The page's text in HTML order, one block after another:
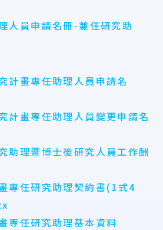
人員申請名冊-兼任研究助
計畫專任助理人員申請名
計畫專任助理人員變更申請名
助理暨博士後研究人員工作酬
專任研究助理契約書(1式4
專任研究助理基本資料